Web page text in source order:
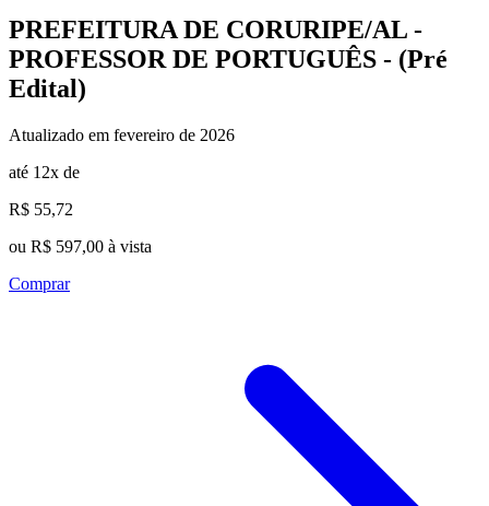
PREFEITURA DE CORURIPE/AL -
PROFESSOR DE PORTUGUÊS - (Pré
Edital)
Atualizado em fevereiro de 2026
até 12x de
R$ 55,72
ou R$ 597,00 à vista
Comprar